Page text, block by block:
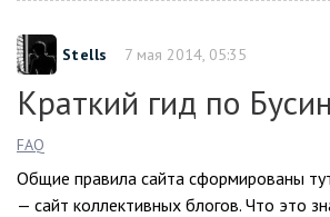
Stells 7 мая 2014, 05:35
Краткий гид по
FAQ
Общие правила сайта сформированы
— сайт коллективных блогов. Что это